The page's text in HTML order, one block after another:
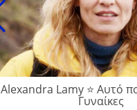
Alexandra Lamy ⭐ Αυτό
Γυναίκες